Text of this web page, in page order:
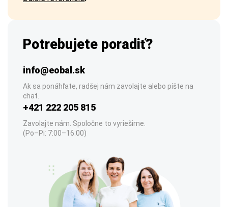
Potrebujete poradiť?
info@eobal.sk
Ak sa ponáhľate, radšej nám zavolajte alebo píšte na
chat.
+421 222 205 815
Zavolajte nám. Spoločne to vyriešime.
(Po–Pi: 7:00–16:00)